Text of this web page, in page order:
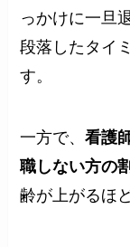
っかけに一旦
段落したタイ
す。
一方で、看護
職しない方の
齢が上がるほ